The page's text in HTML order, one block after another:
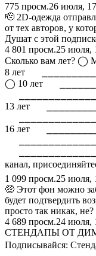
775 просм.26 июля,
🫡 2D-одежда
от тех авторов, у
Душат с этой
4 801 просм.25 июля,
Cколько вам лет?
8 лет
◯ 10 лет
13 лет
16 лет
⠀⠀⎯⎯⎯⎯⎯⎯⎯⎯⎯⎯⎯⎯⎯⎯
канал,
1 099 просм.25 июля,
🤑 Этот фон можно
будет подтвердить
просто так никак,
4 689 просм.24 июля,
СТЕНДАПЫ ОТ
Подписывайся: